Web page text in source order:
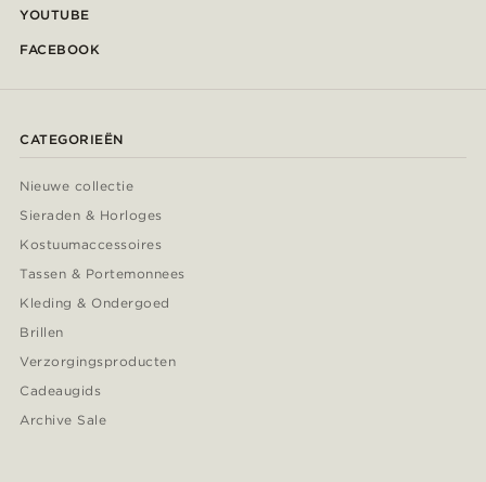
YOUTUBE
FACEBOOK
CATEGORIEËN
Nieuwe collectie
Sieraden & Horloges
Kostuumaccessoires
Tassen & Portemonnees
Kleding & Ondergoed
Brillen
Verzorgingsproducten
Cadeaugids
Archive Sale